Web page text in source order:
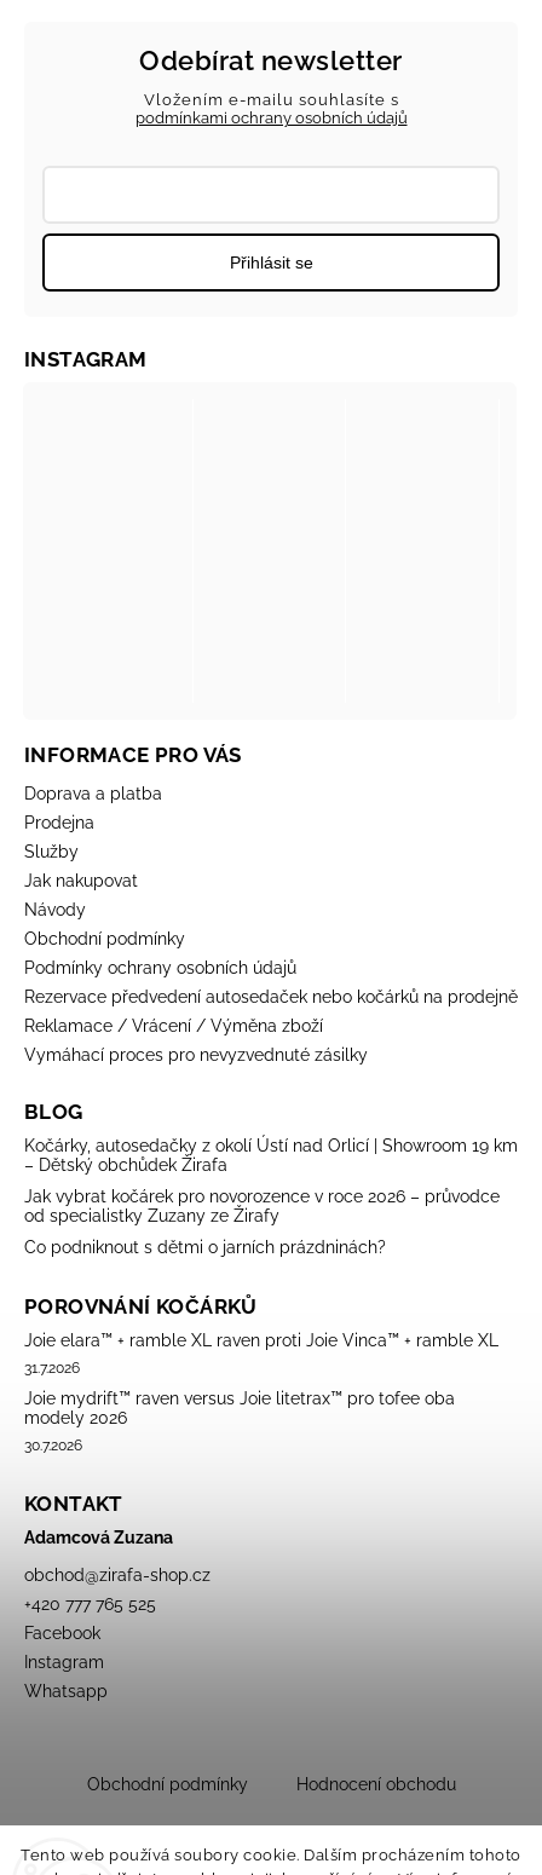
Tento web používá soubory cookie. Dalším procházením tohoto
Odebírat newsletter
Vložením e-mailu souhlasíte s
podmínkami ochrany osobních údajů
Přihlásit se
INFORMACE PRO VÁS
Doprava a platba
Prodejna
Služby
Jak nakupovat
Návody
Obchodní podmínky
Podmínky ochrany osobních údajů
Rezervace předvedení autosedaček nebo kočárků na prodejně
Reklamace / Vrácení / Výměna zboží
Vymáhací proces pro nevyzvednuté zásilky
BLOG
Kočárky, autosedačky z okolí Ústí nad Orlicí | Showroom 19 km
– Dětský obchůdek Žirafa
Jak vybrat kočárek pro novorozence v roce 2026 – průvodce
od specialistky Zuzany ze Žirafy
Co podniknout s dětmi o jarních prázdninách?
POROVNÁNÍ KOČÁRKŮ
Joie elara™ + ramble XL raven proti Joie Vinca™ + ramble XL
31.7.2026
Joie mydrift™ raven versus Joie litetrax™ pro tofee oba
modely 2026
30.7.2026
KONTAKT
Adamcová Zuzana
obchod@zirafa-shop.cz
+420 777 765 525
Facebook
Instagram
Whatsapp
INSTAGRAM
Obchodní podmínky Hodnocení obchodu